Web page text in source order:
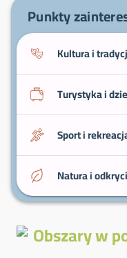
Punkty
Kultura i
Turystyka i
Sport i
Natura i
Obszary w